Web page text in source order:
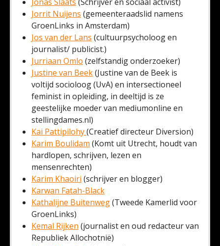
Jorrit Nuijens (gemeenteraadslid namens
GroenLinks in Amsterdam)
Jos van der Lans (cultuurpsycholoog en
journalist/ publicist.)
Jurriaan Omlo (zelfstandig onderzoeker)
Justine van Beek(Justine van de Beek is
voltijd socioloog (UvA) en intersectioneel
feminist in opleiding, in deeltijd is ze
geestelijke moeder van mediumonline en
stellingdames.nl)
Kai Pattipilohy(Creatief directeur Diversion)
Karim Boulidam (Komt uit Utrecht, houdt van
hardlopen, schrijven, lezen en
mensenrechten)
Karim Khaoiri (schrijver en blogger)
Karwan Fatah-Black
Kathalijne Buitenweg(Tweede Kamerlid voor
GroenLinks)
Kemal Rijken (journalist en oud redacteur van
Republiek Allochotnië)